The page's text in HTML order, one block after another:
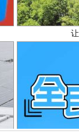
走